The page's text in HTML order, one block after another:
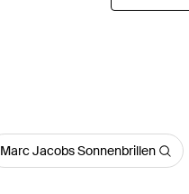
Marc Jacobs Sonnenbrillen